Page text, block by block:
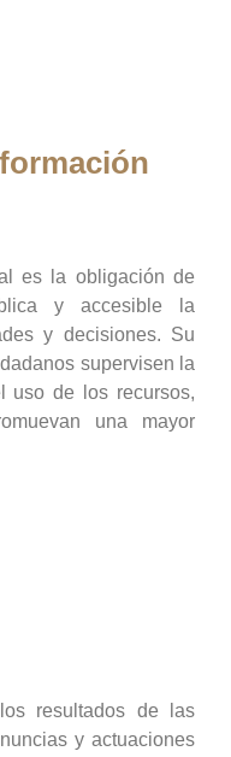
es la obligación de
y accesible la
y decisiones. Su
supervisen la
uso de los recursos,
una mayor
resultados de las
y actuaciones